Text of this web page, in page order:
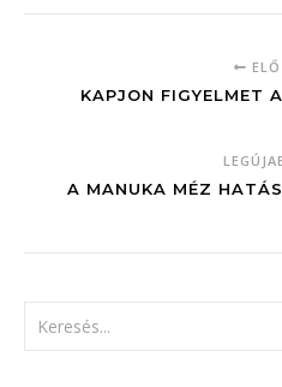
KAPJON FIGYELMET
A MANUKA MÉZ